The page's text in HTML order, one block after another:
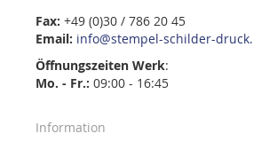
Fax: +49 (0)30 / 786 20 45
Email: info@stempel-schilder-
Öffnungszeiten Werk:
Mo. - Fr.: 09:00 - 16:45
Information